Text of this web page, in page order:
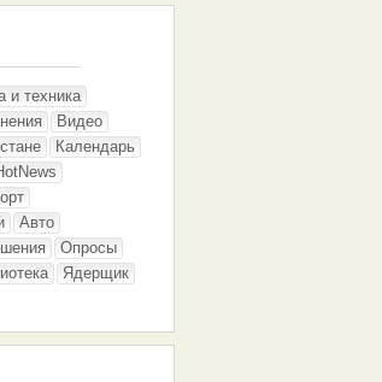
и техника
Видео
Календарь
Авто
Опросы
Ядерщик